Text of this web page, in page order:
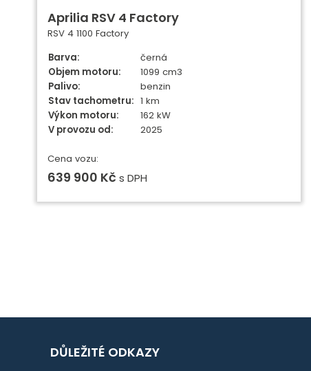
Aprilia RSV 4 Factory
RSV 4 1100 Factory
Barva:
černá
Objem motoru:
1099 cm3
Palivo:
benzin
Stav tachometru: 1 km
Výkon motoru:
162 kW
V provozu od:
2025
Cena vozu:
639 900 Kč s DPH
DŮLEŽITÉ ODKAZY